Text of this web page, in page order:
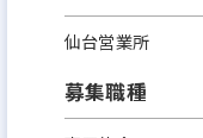
仙台営業所
募集職種